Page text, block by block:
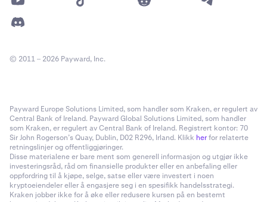
© 2011 – 2026 Payward, Inc.
Payward Europe Solutions Limited, som handler som Kraken, er regulert av
Central Bank of Ireland. Payward Global Solutions Limited, som handler
som Kraken, er regulert av Central Bank of Ireland. Registrert kontor: 70
Sir John Rogerson’s Quay, Dublin, D02 R296, Irland. Klikk herfor relaterte
retningslinjer og offentliggjøringer.
Disse materialene er bare ment som generell informasjon og utgjør ikke
investeringsråd, råd om finansielle produkter eller en anbefaling eller
oppfordring til å kjøpe, selge, satse eller være investert i noen
kryptoeiendeler eller å engasjere seg i en spesifikk handelsstrategi.
Kraken jobber ikke for å øke eller redusere kursen på en bestemt